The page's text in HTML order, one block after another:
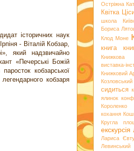
історичних наук
- Віталій Кобзар,
який надзвичайно
«Печерські Божій
кобзарської
кобзаря
Остріжна
Квітка
школа
Бориса
Клод Моне
книга
Книжкова
виставка-
Книжковий
Козловський
сидиться
ялинок
Короленко
кохання
Кругла
екскурсія
Лариса
Левинський